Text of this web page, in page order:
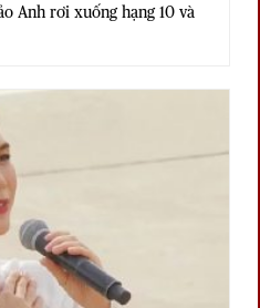
Anh rơi xuống hạng 10 và